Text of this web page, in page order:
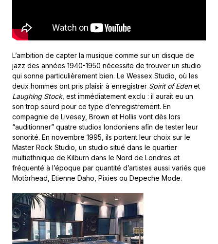
L’ambition de capter la musique comme sur un disque de
jazz des années 1940-1950 nécessite de trouver un studio
qui sonne particulièrement bien. Le Wessex Studio, où les
deux hommes ont pris plaisir à enregistrer Spirit of Edenet
Laughing Stock, est immédiatement exclu : il aurait eu un
son trop sourd pour ce type d’enregistrement. En
compagnie de Livesey, Brown et Hollis vont dès lors
“auditionner” quatre studios londoniens afin de tester leur
sonorité. En novembre 1995, ils portent leur choix sur le
Master Rock Studio, un studio situé dans le quartier
multiethnique de Kilburn dans le Nord de Londres et
fréquenté à l’époque par quantité d’artistes aussi variés que
Motörhead, Etienne Daho, Pixies ou Depeche Mode.